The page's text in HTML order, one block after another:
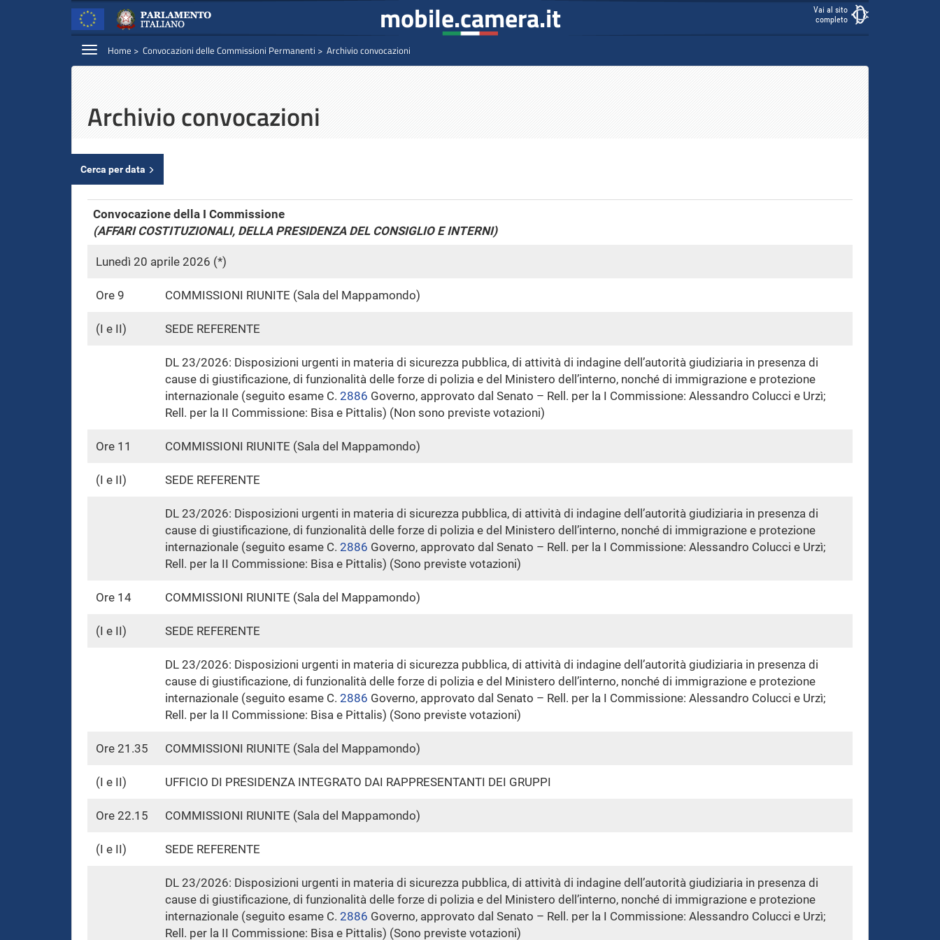
mobile.camera.it
mobile.camera.it
Vai al sito
completo
Espandi
Home Convocazioni delle Commissioni Permanenti Archivio convocazioni
Contenuto
Archivio convocazioni
Cerca per data
Convocazione della I Commissione
(AFFARI COSTITUZIONALI, DELLA PRESIDENZA DEL CONSIGLIO E INTERNI)
Lunedì 20 aprile 2026 (*)
Ore 9 COMMISSIONI RIUNITE (Sala del Mappamondo)
(I e II) SEDE REFERENTE
DL 23/2026: Disposizioni urgenti in materia di sicurezza pubblica, di attività di indagine dell’autorità giudiziaria in presenza di
cause di giustificazione, di funzionalità delle forze di polizia e del Ministero dell’interno, nonché di immigrazione e protezione
internazionale (seguito esame C. 2886 ​ Governo, approvato dal Senato – Rell. per la I Commissione: Alessandro Colucci e Urzì;
Rell. per la II Commissione: Bisa e Pittalis) (Non sono previste votazioni)
Ore 11 COMMISSIONI RIUNITE (Sala del Mappamondo)
(I e II) SEDE REFERENTE
DL 23/2026: Disposizioni urgenti in materia di sicurezza pubblica, di attività di indagine dell’autorità giudiziaria in presenza di
cause di giustificazione, di funzionalità delle forze di polizia e del Ministero dell’interno, nonché di immigrazione e protezione
internazionale (seguito esame C. 2886 ​ Governo, approvato dal Senato – Rell. per la I Commissione: Alessandro Colucci e Urzì;
Rell. per la II Commissione: Bisa e Pittalis) (Sono previste votazioni)
Ore 14 COMMISSIONI RIUNITE (Sala del Mappamondo)
(I e II) SEDE REFERENTE
DL 23/2026: Disposizioni urgenti in materia di sicurezza pubblica, di attività di indagine dell’autorità giudiziaria in presenza di
cause di giustificazione, di funzionalità delle forze di polizia e del Ministero dell’interno, nonché di immigrazione e protezione
internazionale (seguito esame C. 2886 ​ Governo, approvato dal Senato – Rell. per la I Commissione: Alessandro Colucci e Urzì;
Rell. per la II Commissione: Bisa e Pittalis) (Sono previste votazioni)
Ore 21.35 COMMISSIONI RIUNITE (Sala del Mappamondo)
(I e II) UFFICIO DI PRESIDENZA INTEGRATO DAI RAPPRESENTANTI DEI GRUPPI
Ore 22.15 COMMISSIONI RIUNITE (Sala del Mappamondo)
(I e II) SEDE REFERENTE
DL 23/2026: Disposizioni urgenti in materia di sicurezza pubblica, di attività di indagine dell’autorità giudiziaria in presenza di
cause di giustificazione, di funzionalità delle forze di polizia e del Ministero dell’interno, nonché di immigrazione e protezione
internazionale (seguito esame C. 2886 ​ Governo, approvato dal Senato – Rell. per la I Commissione: Alessandro Colucci e Urzì;
Rell. per la II Commissione: Bisa e Pittalis) (Sono previste votazioni)